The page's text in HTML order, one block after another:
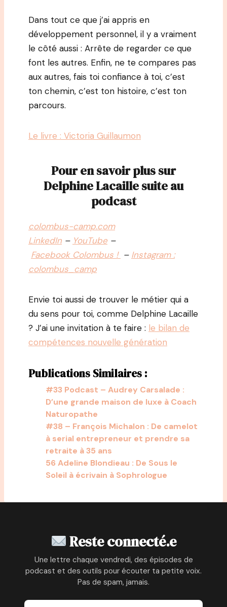
Dans tout ce que j’ai appris en
développement personnel, il y a vraiment
le côté aussi : Arrête de regarder ce que
font les autres. Enfin, ne te compares pas
aux autres, fais toi confiance à toi, c’est
ton chemin, c’est ton histoire, c’est ton
parcours.
Le livre : Victoria Guillaumon
Pour en savoir plus sur
Delphine Lacaille suite au
podcast
colombus-camp.com
LinkedIn – YouTube –
Facebook Colombus ! – Instagram :
colombus_camp
Envie toi aussi de trouver le métier qui a
du sens pour toi, comme Delphine Lacaille
? J’ai une invitation à te faire : le bilan de
compétences nouvelle génération
Publications Similaires :
#33 Podcast – Audrey Carsalade :
D’une grande maison de luxe à Coach
Naturopathe
#38 – François Michalon : De camelot
à serial entrepreneur et prendre sa
retraite à 35 ans
56 Adeline Blondieau : De Sous le
Soleil à écrivain à Sophrologue
Reste connecté.e
Une lettre chaque vendredi, des épisodes de
podcast et des outils pour écouter ta petite voix.
Pas de spam, jamais.